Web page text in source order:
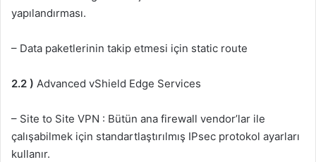
yapılandırması.
– Data paketlerinin takip etmesi için static route
2.2 ) Advanced vShield Edge Services
– Site to Site VPN : Bütün ana firewall vendor’lar ile
çalışabilmek için standartlaştırılmış IPsec protokol ayarları
kullanır.